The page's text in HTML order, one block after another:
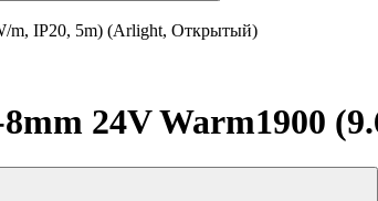
m, IP20, 5m) (Arlight, Открытый)
8mm 24V Warm1900